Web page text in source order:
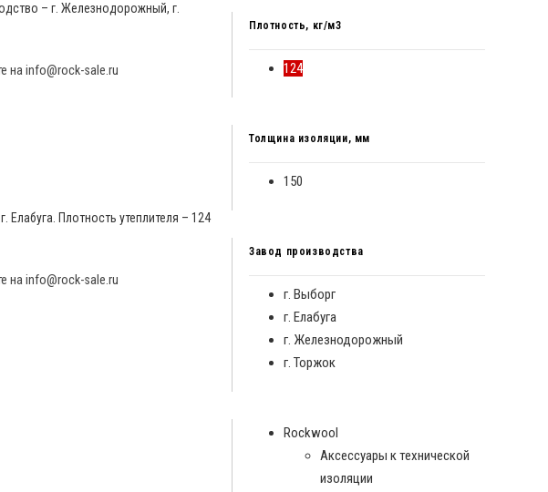
– г. Железнодорожный, г.
на info@rock-sale.ru
Плотность утеплителя – 124
на info@rock-sale.ru
Плотность, кг/м3
124
Толщина изоляции, мм
150
Завод производства
г. Выборг
г. Елабуга
г. Железнодорожный
г. Торжок
Rockwool
Аксессуары к технической
изоляции